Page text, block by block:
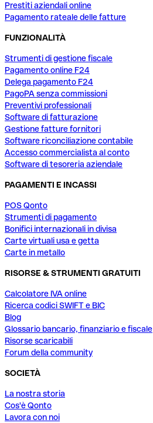
Prestiti aziendali online
Pagamento rateale delle fatture
FUNZIONALITÀ
Strumenti di gestione fiscale
Pagamento online F24
Delega pagamento F24
PagoPA senza commissioni
Preventivi professionali
Software di fatturazione
Gestione fatture fornitori
Software riconciliazione contabile
Accesso commercialista al conto
Software di tesoreria aziendale
PAGAMENTI E INCASSI
POS Qonto
Strumenti di pagamento
Bonifici internazionali in divisa
Carte virtuali usa e getta
Carte in metallo
RISORSE & STRUMENTI GRATUITI
Calcolatore IVA online
Ricerca codici SWIFT e BIC
Blog
Glossario bancario, finanziario e fiscale
Risorse scaricabili
Forum della community
SOCIETÀ
La nostra storia
Cos'è Qonto
Lavora con noi